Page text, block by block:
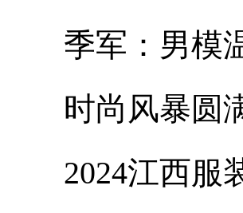
季军：男模温
时尚风暴圆
2024江西服